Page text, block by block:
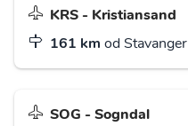
KRS - Kristiansand
161 km od Stavanger
SOG - Sogndal